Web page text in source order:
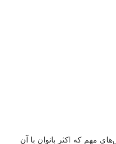
مهم که اکثر بانوان با آن